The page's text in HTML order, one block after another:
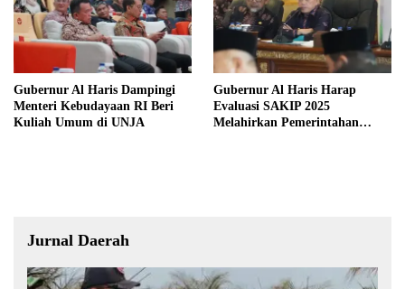
Gubernur Al Haris Dampingi
Menteri Kebudayaan RI Beri
Kuliah Umum di UNJA
Gubernur Al Haris Harap
Evaluasi SAKIP 2025
Melahirkan Pemerintahan
Jurnal Daerah